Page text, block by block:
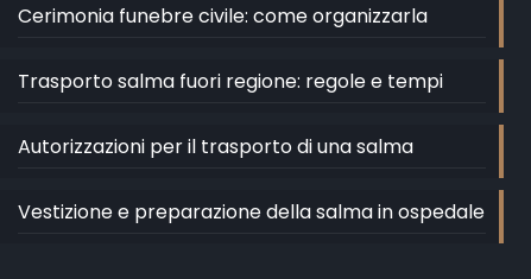
Cerimonia funebre civile: come organizzarla
Trasporto salma fuori regione: regole e tempi
Autorizzazioni per il trasporto di una salma
Vestizione e preparazione della salma in ospedale